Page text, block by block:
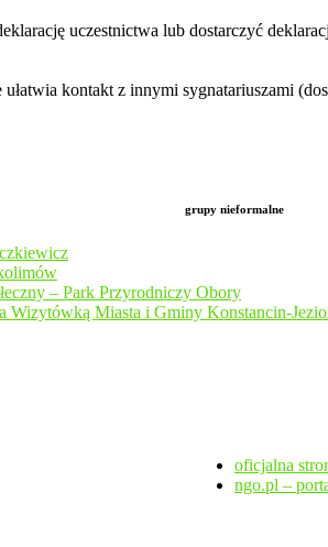
uczestnictwa lub dostarczyć
kontakt z innymi sygnatariuszami
grupy nieformalne
– Park Przyrodniczy Obory
Wizytówką Miasta i Gminy Konstancin-
oficjalna
ngo.pl –